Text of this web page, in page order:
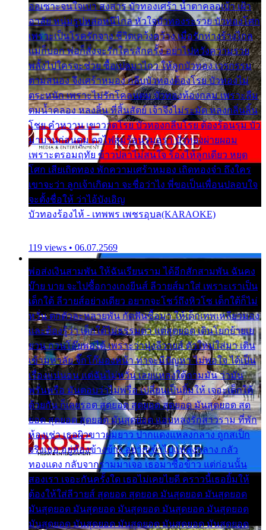
ออเซาะจนใจเบา สงสาร บัวทองเศร้า น้ำตาคลอเบ้า เฝ้า
อาลัย หนุ่มรูปหล่อหนีไกล หัวใจบัวทองระรวย บัวทองโศก
เพราะเป็นโรครักจาง ชีวิตเคว้งคว้าง เมื่อรักห่างร้างไกล
แม่ก็บอก พ่อก็สั่งจะรักใครสักครั้ง อย่าไปหวังความรวย
พลั้งไปใครจะช่วย ซื้อเปลมาไกว ให้ลูกบัวทอง เวรกรรม
ตามสนอง จึงเศร้าหมอง กลีบบัวทองต้องโรย บัวทองไม่
ตระหนัก เพราะไม่รักโคลนตม บัวทองท้องกลม เพราะลืม
ตมน้ำคลอง หลงลิ้น ที่สิ้นสัตย์ เจ้าจึงไม่ระมัด หลงกลิ่นลิ้น
โชย คำหวาน เขาวาดโรย บัวทองกลีบโรย ต้องร้อนรุม บัว
มาบานก่อนตูม ดุจไฟสุมร้อนรุมอุรา บัวทองผ่ายผอม
เพราะตรอมฤทัย ข้าวปลาไม่สนใจ ร้องไห้ลูกเดียว หยุด
โศก เสียเถิดทอง พักความเศร้าหมอง เถิดทองจ๋า ถึงใคร
เขาจะว่า ลูกเจ้าเกิดมา จะชื่อว่าไง พี่ขอเป็นเพื่อนปลอบใจ
จะตั้งชื่อให้ ว่าไอ้บังเอิญ
บัวทองร้องไห้ - เทพพร เพชรอุบล(KARAOKE)
119 views • 06.07.2569
พ่อส่งเงินสามพัน ให้ฉันเรียนราม ได้อีกสักสามพัน ฉันคง
บ๊าย บาย จะไปซื้อกางเกงยีนส์ ลีวายส์มาใส่ เพราะเราเป็น
เด็กใต้ ลีวายส์อย่างเดียว อยากจะโชว์ถึงหิวโซ เด็กใต้ก็ไม่
หวั่น ตกตัวละหลายพัน กัดฟันซื้อมา ให้เด็กเทพเหลียวมอง
และต้องรู้ว่า เด็กใต้ไม่ธรรมดา แต่สุดยอด เดินโยกย้ายเย
ยวน กวนโอ๊ยพอได้ เพราะว่านุ่งลีวายส์ ตัวใหม่ใส่มา เดิน
เข้ามหาลัย จิ๊กโก๊มองหน้า ท่าจะมีปัญหา ไม่พอใจ ได้เป็น
เรื่องแน่นอน แต่ฉันไม่หวั่น เลยแหลงใต้ถามมัน ว่ามัน
พรั่นพรือ มันตอบว่าไม่พรื่อ เปลี่ยนเป็นยิ้มให้ เจอะเด็กใต้
ด้วยกัน ก็เลยรอด สุดยอด สุดยอด สุดยอด มันสุดยอด สุด
ยอด สุดยอด สุดยอด มันสุดยอด แอบหลงรักสาวราม ที่พัก
ห้องเช่า เธอผิวขาวผมยาว ปากแดงแหลงกลาง ถูกสเป็ก
จริงเธอ อยู่ห้องข้างข้าง อยากเข้าไปแหลงกลาง กลัว
ทองแดง กลับจากรามมาเจอ เธอมาซื้อข้าว แต่ก่อนนั้น
สองเรา เจอะกันครั้งใด เธอไม่เคยไยดี คราวนี้เธอยิ้มให้
ต้องให้ใส่ลีวายส์ สุดยอด สุดยอด มันสุดยอด มันสุดยอด
มันสุดยอด มันสุดยอด มันสุดยอด มันสุดยอด มันสุดยอด
มันสุดยอด มันสุดยอด มันสุดยอด มันสุดยอด มันสุดยอด